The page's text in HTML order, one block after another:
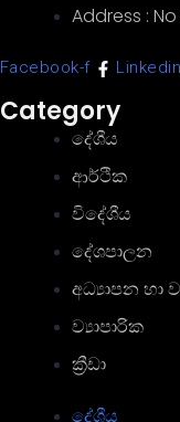
Address :
Facebook-f Linkedin
Category
දේශීය
ආර්ථික
විදේශීය
දේශපාලන
අධ්‍යාපන හා
ව්‍යාපාරික
ක්‍රීඩා
දේශීය